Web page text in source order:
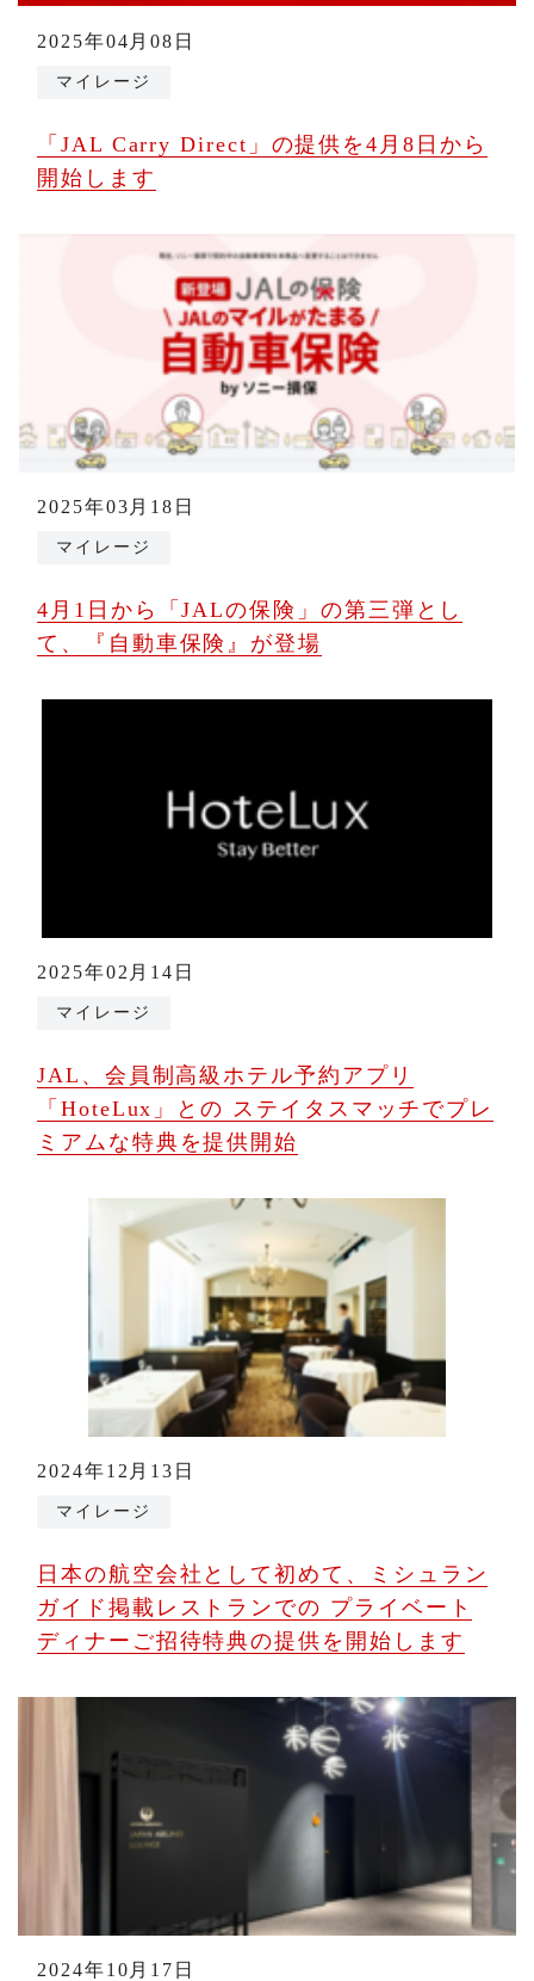
2025年04月08日
マイレージ
「JAL Carry Direct」の提供を4月8日から
開始します
2025年03月18日
マイレージ
4月1日から「JALの保険」の第三弾とし
て、『自動車保険』が登場
2025年02月14日
マイレージ
JAL、会員制高級ホテル予約アプリ
「HoteLux」との ステイタスマッチでプレ
ミアムな特典を提供開始
2024年12月13日
マイレージ
日本の航空会社として初めて、ミシュラン
ガイド掲載レストランでの プライベート
ディナーご招待特典の提供を開始します
2024年10月17日